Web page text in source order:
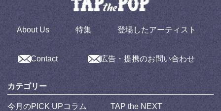
About Us 特集 登場したアーティスト
Contact 広告・提携のお問い合わせ
カテゴリー
今月のPICK UPコラム
TAP the NEXT